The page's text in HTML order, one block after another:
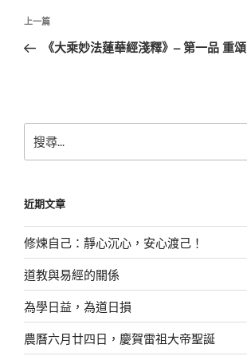
文
導
上
一
上一篇
《大乘妙法蓮華經淺釋》– 第⼀品 重頌
尋
字:
近期文章
修煉自己：靜心沉心，安心渡己！
道教與易經的關係
為學日益，為道日損
農曆六月廿四日，慶賀雷祖大帝聖誕